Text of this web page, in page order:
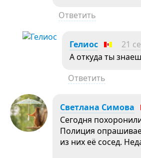
Ответить
Гелиос 21
А откуда ты
Ответить
Светлана Симова
Сегодня
Полиция
из них её сосед.